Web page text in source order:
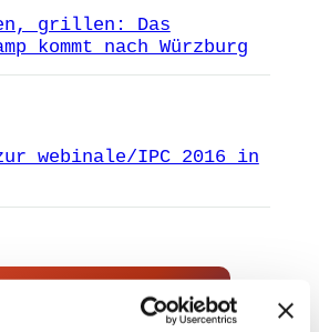
grillen: Das
kommt nach Würzburg
webinale/IPC 2016 in